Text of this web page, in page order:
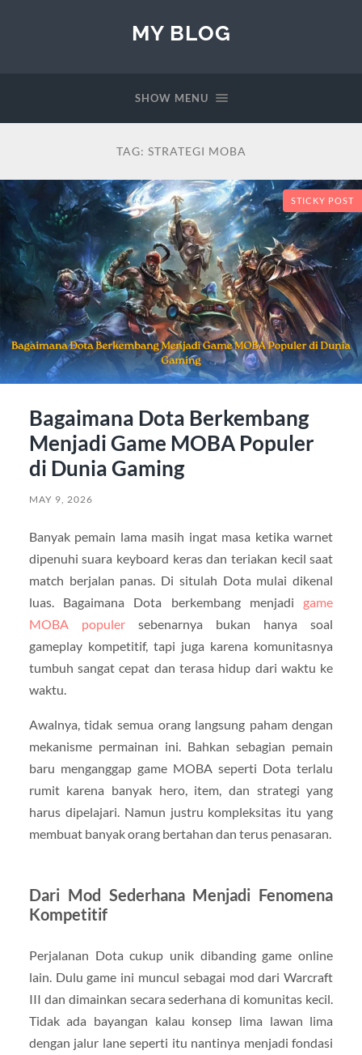
MY BLOG
SHOW MENU
TAG: STRATEGI MOBA
STICKY POST
Bagaimana Dota Berkembang
Menjadi Game MOBA Populer
di Dunia Gaming
MAY 9, 2026
Banyak pemain lama masih ingat masa ketika warnet
dipenuhi suara keyboard keras dan teriakan kecil saat
match berjalan panas. Di situlah Dota mulai dikenal
luas. Bagaimana Dota berkembang menjadi game
MOBA populersebenarnya bukan hanya soal
gameplay kompetitif, tapi juga karena komunitasnya
tumbuh sangat cepat dan terasa hidup dari waktu ke
waktu.
Awalnya, tidak semua orang langsung paham dengan
mekanisme permainan ini. Bahkan sebagian pemain
baru menganggap game MOBA seperti Dota terlalu
rumit karena banyak hero, item, dan strategi yang
harus dipelajari. Namun justru kompleksitas itu yang
membuat banyak orang bertahan dan terus penasaran.
Dari Mod Sederhana Menjadi Fenomena
Kompetitif
Perjalanan Dota cukup unik dibanding game online
lain. Dulu game ini muncul sebagai mod dari Warcraft
III dan dimainkan secara sederhana di komunitas kecil.
Tidak ada bayangan kalau konsep lima lawan lima
dengan jalur lane seperti itu nantinya menjadi fondasi